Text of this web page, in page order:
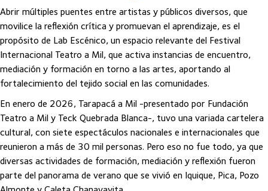
Abrir múltiples puentes entre artistas y públicos diversos, que
movilice la reflexión crítica y promuevan el aprendizaje, es el
propósito de Lab Escénico, un espacio relevante del Festival
Internacional Teatro a Mil, que activa instancias de encuentro,
mediación y formación en torno a las artes, aportando al
fortalecimiento del tejido social en las comunidades.
En enero de 2026, Tarapacá a Mil -presentado por Fundación
Teatro a Mil y Teck Quebrada Blanca-, tuvo una variada cartelera
cultural, con siete espectáculos nacionales e internacionales que
reunieron a más de 30 mil personas. Pero eso no fue todo, ya que
diversas actividades de formación, mediación y reflexión fueron
parte del panorama de verano que se vivió en Iquique, Pica, Pozo